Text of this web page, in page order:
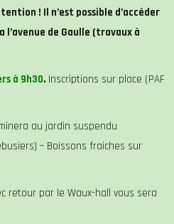
! Il n’est possible d’accéder
l’avenue de Gaulle (travaux à
à 9h30. Inscriptions sur place (PAF
au jardin suspendu
– Boissons fraiches sur
retour par le Waux-hall vous sera